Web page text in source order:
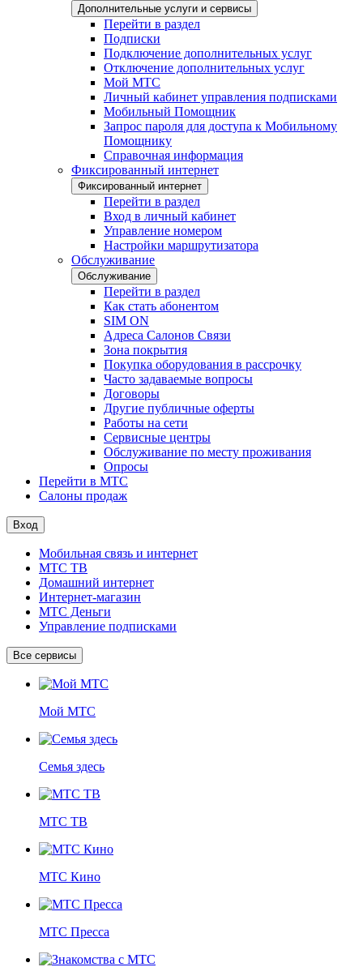
Дополнительные услуги и сервисы
Перейти в раздел
Подписки
Подключение дополнительных услуг
Отключение дополнительных услуг
Мой МТС
Личный кабинет управления подписками
Мобильный Помощник
Запрос пароля для доступа к Мобильному
Помощнику
Справочная информация
Фиксированный интернет
Фиксированный интернет
Перейти в раздел
Вход в личный кабинет
Управление номером
Настройки маршрутизатора
Обслуживание
Обслуживание
Перейти в раздел
Как стать абонентом
SIM ON
Адреса Салонов Связи
Зона покрытия
Покупка оборудования в рассрочку
Часто задаваемые вопросы
Договоры
Другие публичные оферты
Работы на сети
Сервисные центры
Обслуживание по месту проживания
Опросы
Перейти в МТС
Салоны продаж
Вход
Мобильная связь и интернет
МТС ТВ
Домашний интернет
Интернет-магазин
МТС Деньги
Управление подписками
Все сервисы
Мой МТС
Семья здесь
МТС ТВ
МТС Кино
МТС Пресса